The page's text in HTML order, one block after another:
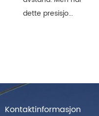
dette presisjo...
Kontaktinformasjon